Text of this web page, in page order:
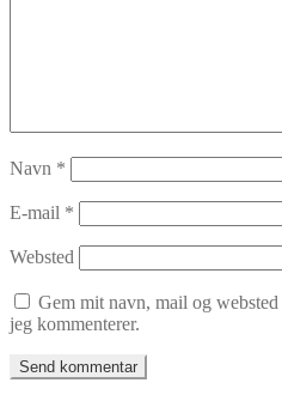
Navn *
E-mail *
Websted
Gem mit navn, mail og
jeg kommenterer.